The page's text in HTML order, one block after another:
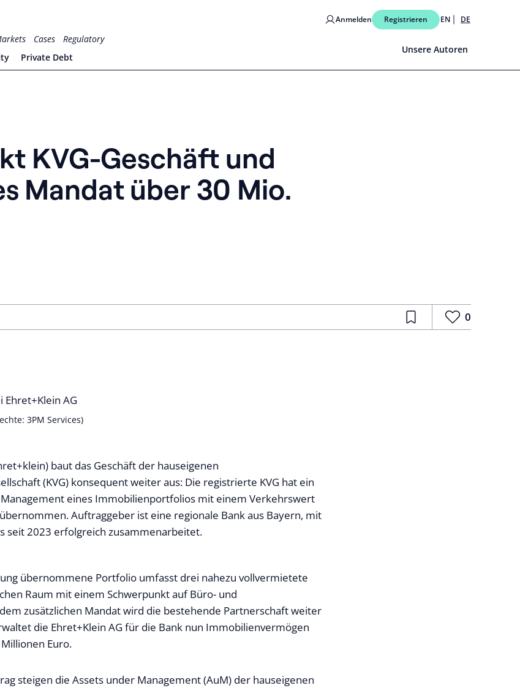
Anmelden Registrieren EN DE
Cases
Regulatory
Private Debt
Unsere Autoren
KVG-Geschäft und
Mandat über 30 Mio.
0
3PM Services)
baut das Geschäft der hauseigenen
(KVG) konsequent weiter aus: Die registrierte KVG hat ein
eines Immobilienportfolios mit einem Verkehrswert
Auftraggeber ist eine regionale Bank aus Bayern, mit
seit 2023 erfolgreich zusammenarbeitet.
übernommene Portfolio umfasst drei nahezu vollvermietete
Raum mit einem Schwerpunkt auf Büro- und
zusätzlichen Mandat wird die bestehende Partnerschaft weiter
die Ehret+Klein AG für die Bank nun Immobilienvermögen
Euro.
steigen die Assets under Management (AuM) der hauseigenen